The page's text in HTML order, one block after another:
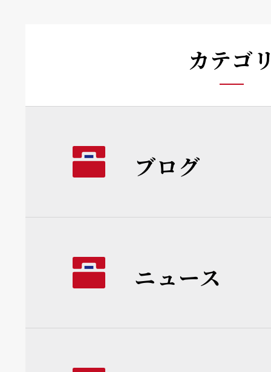
カテゴ
ブログ
ニュース